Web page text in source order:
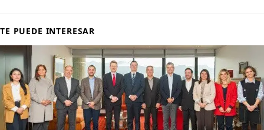
TE PUEDE INTERESAR